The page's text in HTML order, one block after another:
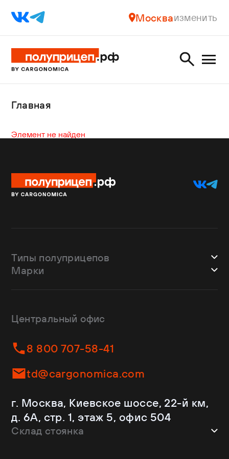
Москваизменить
Главная
Элемент не найден
Типы полуприцепов
Шторные
Изотермы
Контейнеровозы
Самосвалы
Ломовозы
С кониками
Рефрижераторы
Марки
Dongfeng
Helfimmer
JAC
Kassbohrer
Krone
Mercedes-Benz
Schmitz Cargobull
Shacman
Центральный офис
8 800 707-58-41
td@cargonomica.com
г. Москва, Киевское шоссе, 22-й км,
д. 6А, стр. 1, этаж 5, офис 504
Склад стоянка